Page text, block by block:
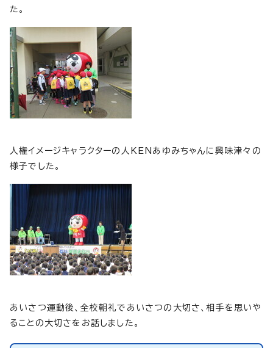
た。
人権イメージキャラクターの人KENあゆみちゃんに興味津々の
様子でした。
あいさつ運動後、全校朝礼であいさつの大切さ、相手を思いや
ることの大切さをお話しました。